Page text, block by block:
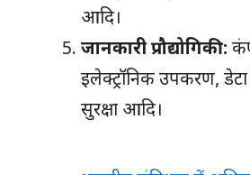
आदि।
जानकारी प्रौद्योगिकी:
इलेक्ट्रॉनिक उपकरण, डेटा
सुरक्षा आदि।